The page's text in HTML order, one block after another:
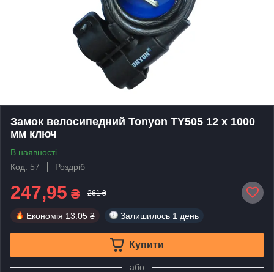
Замок велосипедний Tonyon TY505 12 x 1000
мм ключ
В наявності
Код: 57
Роздріб
247,95 ₴ 261 ₴
Економія 13.05 ₴ Залишилось 1 день
Купити
або